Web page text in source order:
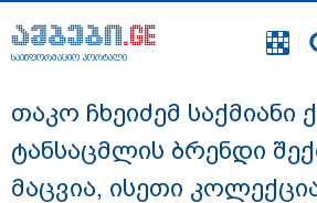
საინფორმაციო პორტალი
საინფორმაციო პორტალი
თაკო ჩხეიძემ საქმიანი
ტანსაცმლის ბრენდი
მაცვია, ისეთი